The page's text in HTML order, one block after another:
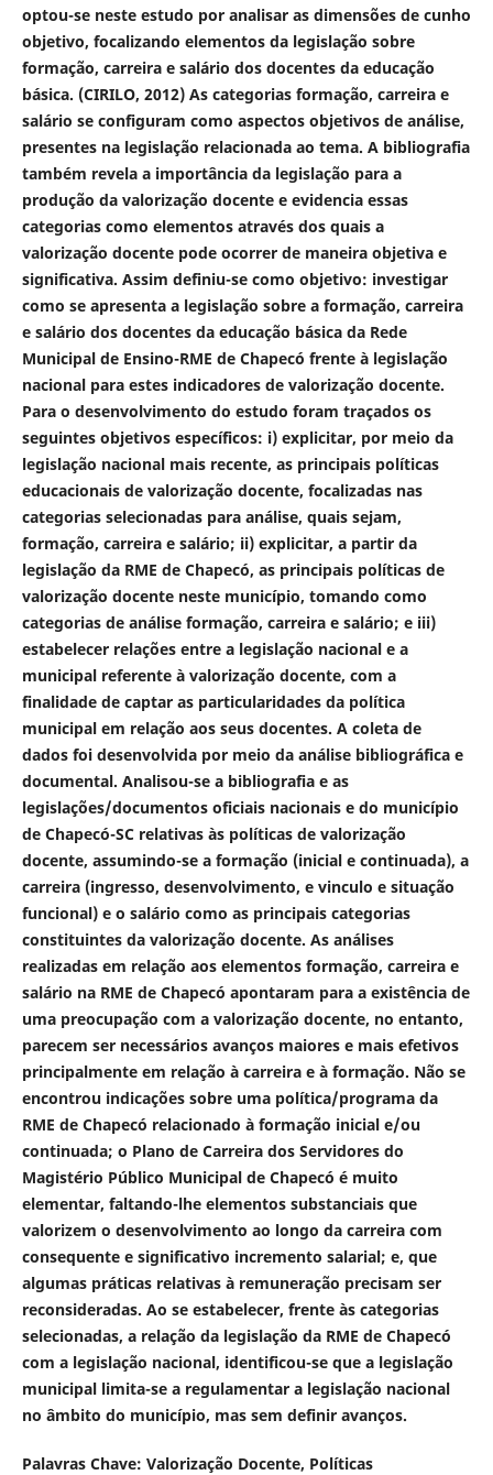
optou-se neste estudo por analisar as dimensões de cunho
objetivo, focalizando elementos da legislação sobre
formação, carreira e salário dos docentes da educação
básica. (CIRILO, 2012) As categorias formação, carreira e
salário se configuram como aspectos objetivos de análise,
presentes na legislação relacionada ao tema. A bibliografia
também revela a importância da legislação para a
produção da valorização docente e evidencia essas
categorias como elementos através dos quais a
valorização docente pode ocorrer de maneira objetiva e
significativa. Assim definiu-se como objetivo: investigar
como se apresenta a legislação sobre a formação, carreira
e salário dos docentes da educação básica da Rede
Municipal de Ensino-RME de Chapecó frente à legislação
nacional para estes indicadores de valorização docente.
Para o desenvolvimento do estudo foram traçados os
seguintes objetivos específicos: i) explicitar, por meio da
legislação nacional mais recente, as principais políticas
educacionais de valorização docente, focalizadas nas
categorias selecionadas para análise, quais sejam,
formação, carreira e salário; ii) explicitar, a partir da
legislação da RME de Chapecó, as principais políticas de
valorização docente neste município, tomando como
categorias de análise formação, carreira e salário; e iii)
estabelecer relações entre a legislação nacional e a
municipal referente à valorização docente, com a
finalidade de captar as particularidades da política
municipal em relação aos seus docentes. A coleta de
dados foi desenvolvida por meio da análise bibliográfica e
documental. Analisou-se a bibliografia e as
legislações/documentos oficiais nacionais e do município
de Chapecó-SC relativas às políticas de valorização
docente, assumindo-se a formação (inicial e continuada), a
carreira (ingresso, desenvolvimento, e vinculo e situação
funcional) e o salário como as principais categorias
constituintes da valorização docente. As análises
realizadas em relação aos elementos formação, carreira e
salário na RME de Chapecó apontaram para a existência de
uma preocupação com a valorização docente, no entanto,
parecem ser necessários avanços maiores e mais efetivos
principalmente em relação à carreira e à formação. Não se
encontrou indicações sobre uma política/programa da
RME de Chapecó relacionado à formação inicial e/ou
continuada; o Plano de Carreira dos Servidores do
Magistério Público Municipal de Chapecó é muito
elementar, faltando-lhe elementos substanciais que
valorizem o desenvolvimento ao longo da carreira com
consequente e significativo incremento salarial; e, que
algumas práticas relativas à remuneração precisam ser
reconsideradas. Ao se estabelecer, frente às categorias
selecionadas, a relação da legislação da RME de Chapecó
com a legislação nacional, identificou-se que a legislação
municipal limita-se a regulamentar a legislação nacional
no âmbito do município, mas sem definir avanços.
Palavras Chave: Valorização Docente, Políticas